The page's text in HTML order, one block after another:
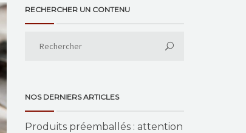
RECHERCHER UN CONTENU
NOS DERNIERS ARTICLES
Produits préemballés : attention